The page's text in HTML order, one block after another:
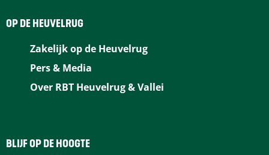
b
e
e
I
OP DE HEUVELRUG
Zakelijk op de Heuvelrug
Pers & Media
Over RBT Heuvelrug & Vallei
BLIJF OP DE HOOGTE